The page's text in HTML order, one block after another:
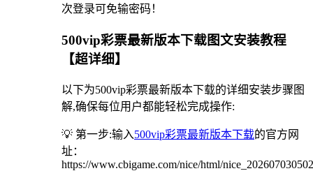
次登录可免输密码！
500vip彩票最新版本下载图文安装教程
【超详细】
以下为500vip彩票最新版本下载的详细安装步骤图
解,确保每位用户都能轻松完成操作:
💡 第一步:输入500vip彩票最新版本下载的官方网
址：
https://www.cbigame.com/nice/html/